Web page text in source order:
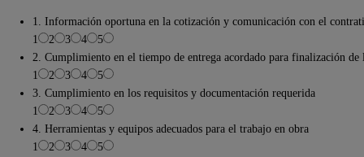
1. Información oportuna en la cotización y comunicación con el
1
2 3 4
5
2. Cumplimiento en el tiempo de entrega acordado para finalización de
1
2 3 4
5
3. Cumplimiento en los requisitos y documentación requerida
1
2 3 4
5
4. Herramientas y equipos adecuados para el trabajo en obra
1
2 3 4
5